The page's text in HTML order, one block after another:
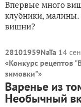
Впервые много
клубники, малины.
вишни?
28101959NaTa 14
«Конкурс рецептов
зимовки"»
Варенье из
Необычный